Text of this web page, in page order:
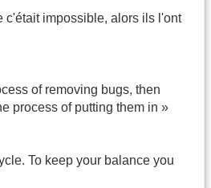
c'était impossible, alors ils l'ont
of removing bugs, then
process of putting them in »
To keep your balance you